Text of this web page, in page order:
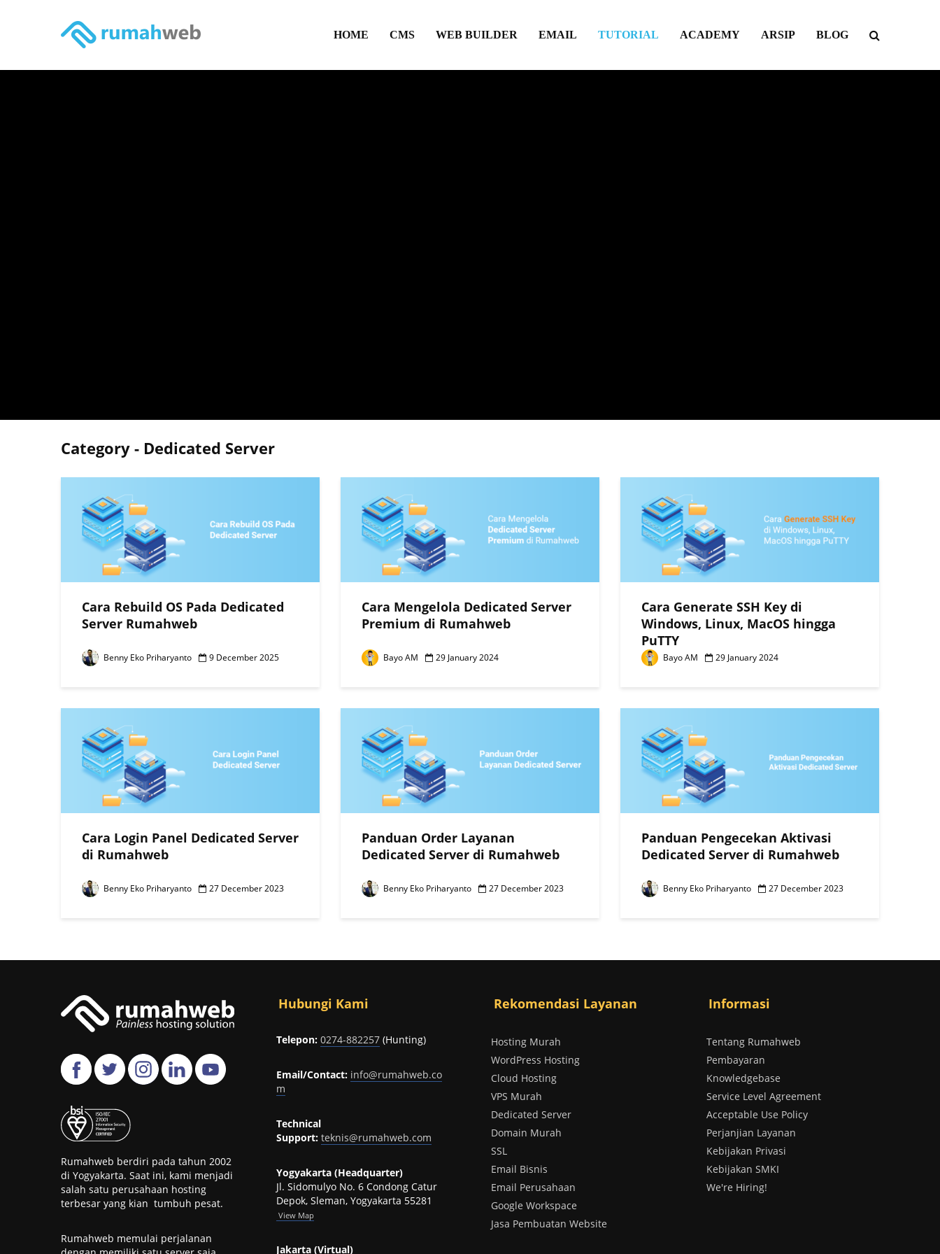
HOME CMS WEB BUILDER EMAIL TUTORIAL ACADEMY ARSIP BLOG
Category - Dedicated Server
Cara Rebuild OS Pada Dedicated
Server Rumahweb
Benny Eko Priharyanto 9 December 2025
Cara Mengelola Dedicated Server
Premium di Rumahweb
Bayo AM 29 January 2024
Cara Generate SSH Key di
Windows, Linux, MacOS hingga
PuTTY
Bayo AM 29 January 2024
Cara Login Panel Dedicated Server
di Rumahweb
Benny Eko Priharyanto 27 December 2023
Panduan Order Layanan
Dedicated Server di Rumahweb
Benny Eko Priharyanto 27 December 2023
Panduan Pengecekan Aktivasi
Dedicated Server di Rumahweb
Benny Eko Priharyanto 27 December 2023
Rumahweb berdiri pada tahun 2002
di Yogyakarta. Saat ini, kami menjadi
salah satu perusahaan hosting
terbesar yang kian tumbuh pesat.
Rumahweb memulai perjalanan
Hubungi Kami
Telepon: 0274-882257(Hunting)
Email/Contact: info@rumahweb.co
m
Technical
Support: teknis@rumahweb.com
Yogyakarta (Headquarter)
Jl. Sidomulyo No. 6 Condong Catur
Depok, Sleman, Yogyakarta 55281
View Map
Jakarta (Virtual)
Rekomendasi Layanan
Hosting Murah
WordPress Hosting
Cloud Hosting
VPS Murah
Dedicated Server
Domain Murah
SSL
Email Bisnis
Email Perusahaan
Google Workspace
Jasa Pembuatan Website
Informasi
Tentang Rumahweb
Pembayaran
Knowledgebase
Service Level Agreement
Acceptable Use Policy
Perjanjian Layanan
Kebijakan Privasi
Kebijakan SMKI
We're Hiring!